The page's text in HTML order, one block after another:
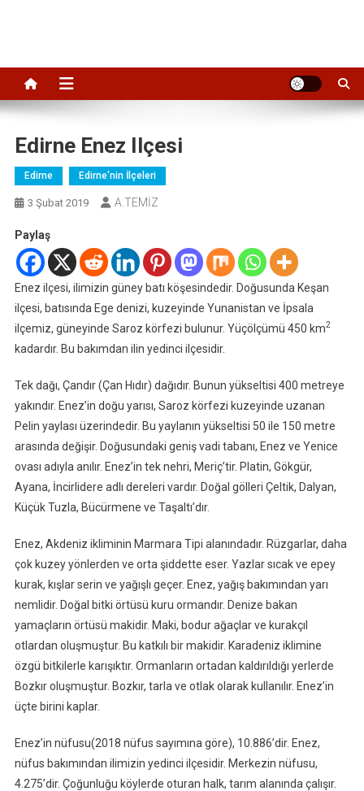
Edirne Enez Ilçesi
Edirne Edirne'nin İlçeleri
3 Şubat 2019 A.TEMİZ
Paylaş
Enez ilçesi, ilimizin güney batı köşesindedir. Doğusunda Keşan
ilçesi, batısında Ege denizi, kuzeyinde Yunanistan ve İpsala
ilçemiz, güneyinde Saroz körfezi bulunur. Yüçölçümü 450 km2
kadardır. Bu bakımdan ilin yedinci ilçesidir.
Tek dağı, Çandır (Çan Hıdır) dağıdır. Bunun yükseltisi 400 metreye
yakındır. Enez’in doğu yarısı, Saroz körfezi kuzeyinde uzanan
Pelin yaylası üzerindedir. Bu yaylanın yükseltisi 50 ile 150 metre
arasında değişir. Doğusundaki geniş vadi tabanı, Enez ve Yenice
ovası adıyla anılır. Enez’in tek nehri, Meriç’tir. Platin, Gökgür,
Ayana, İncirlidere adlı dereleri vardır. Doğal gölleri Çeltik, Dalyan,
Küçük Tuzla, Bücürmene ve Taşaltı’dır.
Enez, Akdeniz ikliminin Marmara Tipi alanındadır. Rüzgarlar, daha
çok kuzey yönlerden ve orta şiddette eser. Yazlar sıcak ve epey
kurak, kışlar serin ve yağışlı geçer. Enez, yağış bakımından yarı
nemlidir. Doğal bitki örtüsü kuru ormandır. Denize bakan
yamaçların örtüsü makidir. Maki, bodur ağaçlar ve kurakçıl
otlardan oluşmuştur. Bu katkılı bir makidir. Karadeniz iklimine
özgü bitkilerle karışıktır. Ormanların ortadan kaldırıldığı yerlerde
Bozkır oluşmuştur. Bozkır, tarla ve otlak olarak kullanılır. Enez’in
üçte birini kaplar.
Enez’in nüfusu(2018 nüfus sayımına göre), 10.886’dir. Enez,
nüfus bakımından ilimizin yedinci ilçesidir. Merkezin nüfusu,
4.275’dir. Çoğunluğu köylerde oturan halk, tarım alanında çalışır.